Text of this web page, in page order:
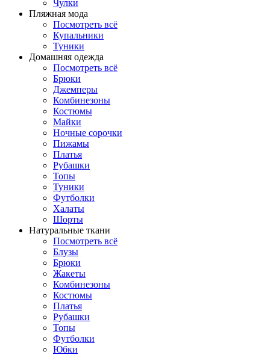
Чулки
Пляжная мода
Посмотреть всё
Купальники
Туники
Домашняя одежда
Посмотреть всё
Брюки
Джемперы
Комбинезоны
Костюмы
Майки
Ночные сорочки
Пижамы
Платья
Рубашки
Топы
Туники
Футболки
Халаты
Шорты
Натуральные ткани
Посмотреть всё
Блузы
Брюки
Жакеты
Комбинезоны
Костюмы
Платья
Рубашки
Топы
Футболки
Юбки